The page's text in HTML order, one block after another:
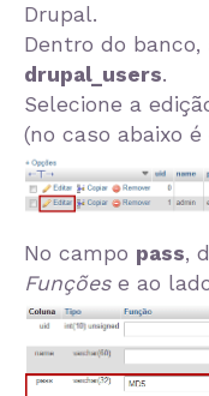
Drupal.
Dentro do
drupal_users.
Selecione a
(no caso abaixo é
No campo pass,
Funçõese ao